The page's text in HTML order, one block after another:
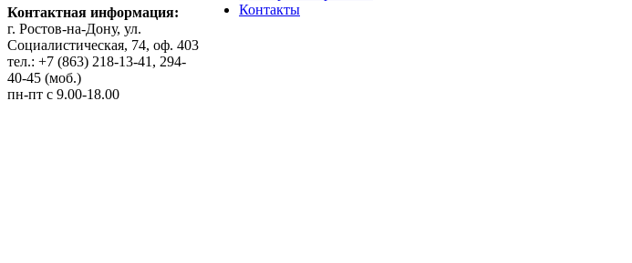
Контактная информация:
г. Ростов-на-Дону, ул.
Социалистическая, 74, оф. 403
тел.: +7 (863) 218-13-41, 294-
40-45 (моб.)
пн-пт с 9.00-18.00
Контакты